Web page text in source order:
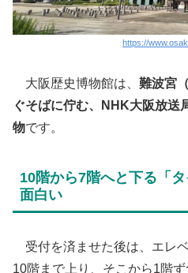
https://
​ 大阪歴史博物館は、 難波宮
ぐそばに佇む、NHK大阪放送
物です。
​10階から7階へと下る「
面白い
受付を済ませた後は、エレ
10階まで上り、そこから1階